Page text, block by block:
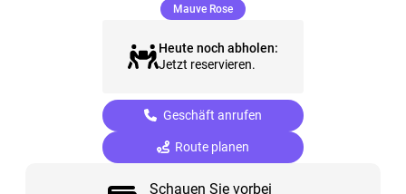
Mauve Rose(ausgewählt)
Heute noch abholen:
Jetzt reservieren.
Geschäft anrufen
Route planen
Schauen Sie vorbei